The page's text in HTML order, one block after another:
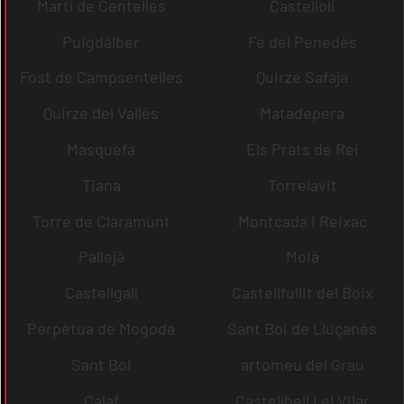
Martí de Centelles
Castellolí
Puigdàlber
Fe del Penedès
Fost de Campsentelles
Quirze Safaja
Quirze del Vallès
Matadepera
Masquefa
Els Prats de Rei
Tiana
Torrelavit
Torre de Claramunt
Montcada i Reixac
Pallejà
Moià
Castellgalí
Castellfullit del Boix
Perpètua de Mogoda
Sant Boi de Lluçanès
Sant Boi
artomeu del Grau